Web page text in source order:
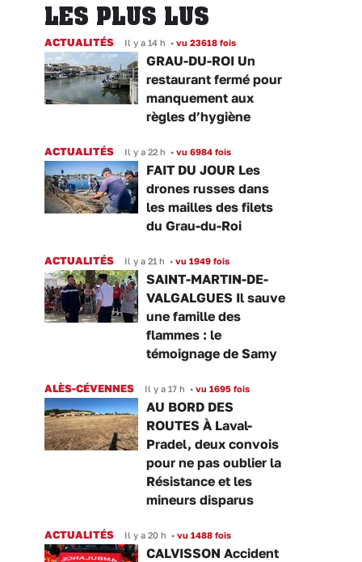
LES PLUS LUS
ACTUALITÉS Il y a 14 h • vu 23618 fois
GRAU-DU-ROI Un
restaurant fermé pour
manquement aux
règles d’hygiène
ACTUALITÉS Il y a 22 h • vu 6984 fois
FAIT DU JOUR Les
drones russes dans
les mailles des filets
du Grau-du-Roi
ACTUALITÉS Il y a 21 h • vu 1949 fois
SAINT-MARTIN-DE-
VALGALGUES Il sauve
une famille des
flammes : le
témoignage de Samy
ALÈS-CÉVENNES Il y a 17 h • vu 1695 fois
AU BORD DES
ROUTES À Laval-
Pradel, deux convois
pour ne pas oublier la
Résistance et les
mineurs disparus
ACTUALITÉS Il y a 20 h • vu 1488 fois
CALVISSON Accident